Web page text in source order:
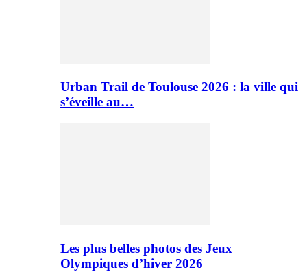
Urban Trail de Toulouse 2026 : la ville qui
s’éveille au…
Les plus belles photos des Jeux
Olympiques d’hiver 2026